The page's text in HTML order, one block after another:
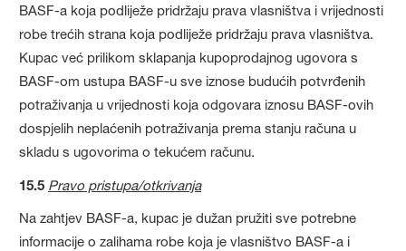
BASF-a koja podliježe pridržaju prava vlasništva i vrijednosti
robe trećih strana koja podliježe pridržaju prava vlasništva.
Kupac već prilikom sklapanja kupoprodajnog ugovora s
BASF-om ustupa BASF-u sve iznose budućih potvrđenih
potraživanja u vrijednosti koja odgovara iznosu BASF-ovih
dospjelih neplaćenih potraživanja prema stanju računa u
skladu s ugovorima o tekućem računu.
15.5 Pravo pristupa/otkrivanja
Na zahtjev BASF-a, kupac je dužan pružiti sve potrebne
informacije o zalihama robe koja je vlasništvo BASF-a i